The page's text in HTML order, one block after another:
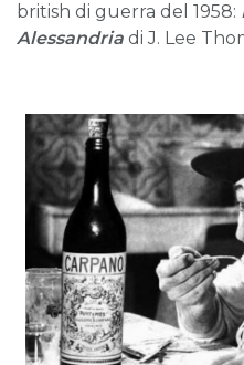
british di guerra del 1958:
Alessandria di J. Lee